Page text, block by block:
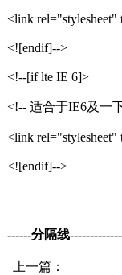
<link rel="stylesheet"
<![endif]-->
<!--[if lte IE 6]>
<!-- 适合于IE6及一
<link rel="stylesheet"
<![endif]-->
------分隔线
上一篇：